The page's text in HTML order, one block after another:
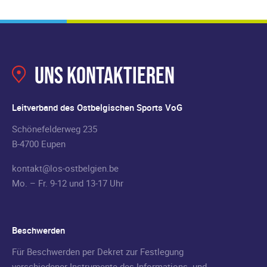
Uns kontaktieren
Leitverband des Ostbelgischen Sports VoG
Schönefelderweg 235
B-4700 Eupen
kontakt@los-ostbelgien.be
Mo. – Fr. 9-12 und 13-17 Uhr
Beschwerden
Für Beschwerden per Dekret zur Festlegung